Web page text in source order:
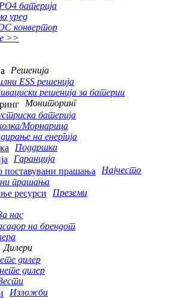
батерија
уред
конвертор
>>
Решенија
ESS решенија
решенија за батерии
Мониторинг
батерија
Морнарица
на енергија
Поддршка
Гаранција
Најчесто
прашања
Преземи
нас
на брендот
Дилери
дилер
дилер
Изложби